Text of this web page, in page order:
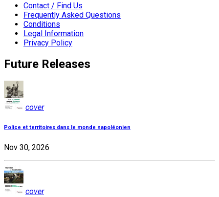
Contact / Find Us
Frequently Asked Questions
Conditions
Legal Information
Privacy Policy
Future Releases
cover
Police et territoires dans le monde napoléonien
Nov 30, 2026
cover